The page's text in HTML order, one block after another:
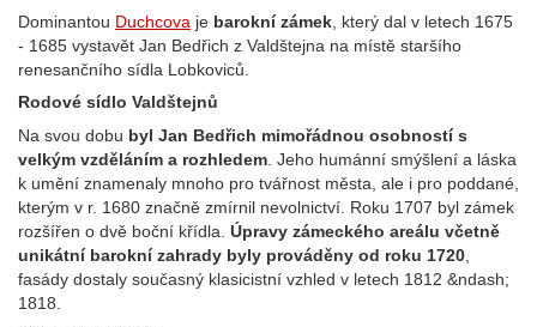
Dominantou Duchcova je barokní zámek , který dal v letech 1675
- 1685 vystavět Jan Bedřich z Valdštejna na místě staršího
renesančního sídla Lobkoviců.
Rodové sídlo Valdštejnů
Na svou dobu byl Jan Bedřich mimořádnou osobností s
velkým vzděláním a rozhledem . Jeho humánní smýšlení a láska
k umění znamenaly mnoho pro tvářnost města, ale i pro poddané,
kterým v r. 1680 značně zmírnil nevolnictví. Roku 1707 byl zámek
rozšířen o dvě boční křídla. Úpravy zámeckého areálu včetně
unikátní barokní zahrady byly prováděny od roku 1720
fasády dostaly současný klasicistní vzhled v letech 1812 &ndash;
1818.